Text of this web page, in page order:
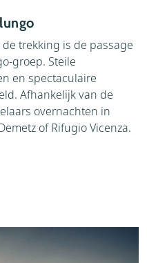
trekking is de passage
groep. Steile
en spectaculaire
Afhankelijk van de
overnachten in
of Rifugio Vicenza.